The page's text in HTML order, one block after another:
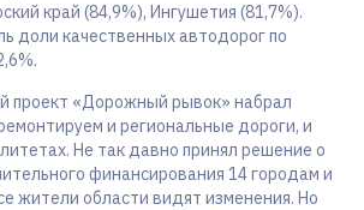
край (84,9%), Ингушетия (81,7%).
доли качественных автодорог по
проект «Дорожный рывок» набрал
и региональные дороги, и
Не так давно принял решение о
финансирования 14 городам и
жители области видят изменения. Но